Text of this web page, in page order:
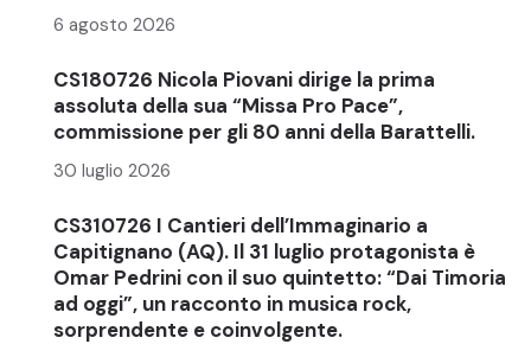
6 agosto 2026
CS180726 Nicola Piovani dirige la prima
assoluta della sua “Missa Pro Pace”,
commissione per gli 80 anni della Barattelli.
30 luglio 2026
CS310726 I Cantieri dell’Immaginario a
Capitignano (AQ). Il 31 luglio protagonista è
Omar Pedrini con il suo quintetto: “Dai Timoria
ad oggi”, un racconto in musica rock,
sorprendente e coinvolgente.